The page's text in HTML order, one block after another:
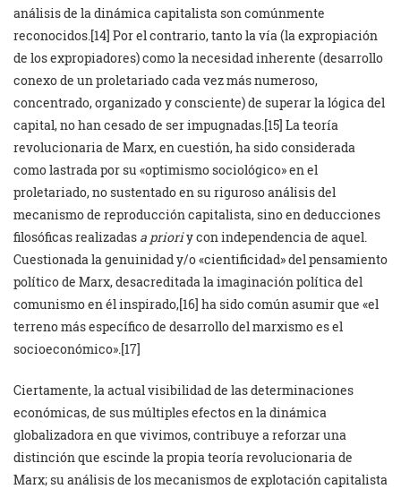
análisis de la dinámica capitalista son comúnmente
reconocidos.[14] Por el contrario, tanto la vía (la expropiación
de los expropiadores) como la necesidad inherente (desarrollo
conexo de un proletariado cada vez más numeroso,
concentrado, organizado y consciente) de superar la lógica del
capital, no han cesado de ser impugnadas.[15] La teoría
revolucionaria de Marx, en cuestión, ha sido considerada
como lastrada por su «optimismo sociológico» en el
proletariado, no sustentado en su riguroso análisis del
mecanismo de reproducción capitalista, sino en deducciones
filosóficas realizadas a prioriy con independencia de aquel.
Cuestionada la genuinidad y/o «cientificidad» del pensamiento
político de Marx, desacreditada la imaginación política del
comunismo en él inspirado,[16] ha sido común asumir que «el
terreno más específico de desarrollo del marxismo es el
socioeconómico».[17]
Ciertamente, la actual visibilidad de las determinaciones
económicas, de sus múltiples efectos en la dinámica
globalizadora en que vivimos, contribuye a reforzar una
distinción que escinde la propia teoría revolucionaria de
Marx; su análisis de los mecanismos de explotación capitalista